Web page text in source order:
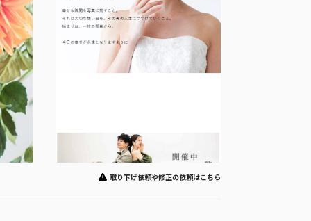
取り下げ依頼や修正の依頼はこちら